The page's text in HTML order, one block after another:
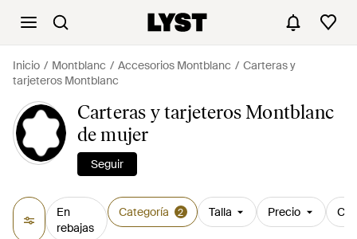
Inicio Montblanc Accesorios Montblanc
Carteras y
tarjeteros Montblanc
Carteras y tarjeteros Montblanc
de mujer
Seguir
En
rebajas
Categoría 2 Talla Precio